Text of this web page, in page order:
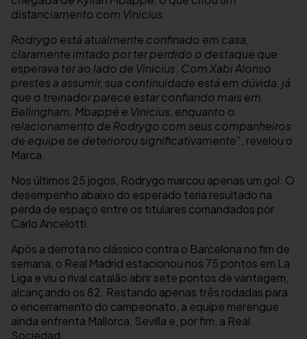
distanciamento com Vinicius.
Rodrygo está atualmente confinado em casa,
claramente irritado por ter perdido o destaque que
esperava ter ao lado de Vinicius. Com Xabi Alonso
prestes a assumir, sua continuidade está em dúvida, já
que o treinador parece estar confiando mais em
Bellingham, Mbappé e Vinicius, enquanto o
relacionamento de Rodrygo com seus companheiros
de equipe se deteriorou significativamente”, revelou o
Marca.
Nos últimos 25 jogos, Rodrygo marcou apenas um gol. O
desempenho abaixo do esperado teria resultado na
perda de espaço entre os titulares comandados por
Carlo Ancelotti.
Após a derrota no clássico contra o Barcelona no fim de
semana, o Real Madrid estacionou nos 75 pontos em La
Liga e viu o rival catalão abrir sete pontos de vantagem,
alcançando os 82. Restando apenas três rodadas para
o encerramento do campeonato, a equipe merengue
ainda enfrenta Mallorca, Sevilla e, por fim, a Real
Sociedad.